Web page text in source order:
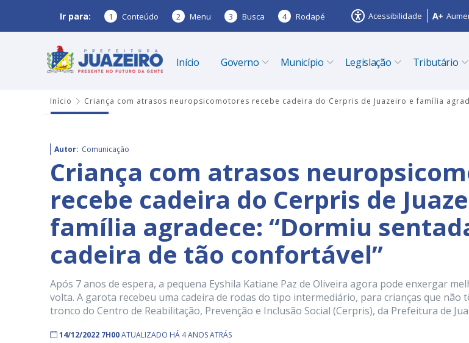
Ir para: 1 Conteúdo 2 Menu 3 Busca 4 Rodapé Acessibilidade
Início Governo Município Legislação Tributário
Início Criança com atrasos neuropsicomotores recebe cadeira do Cerpris de Juazeiro e família
Autor: Comunicação
Criança com atrasos
recebe cadeira do Cerpris de
família agradece: “Dormiu
cadeira de tão confortável”
Após 7 anos de espera, a pequena Eyshila Katiane Paz de Oliveira agora pode enxergar
volta. A garota recebeu uma cadeira de rodas do tipo intermediário, para crianças que não
tronco do Centro de Reabilitação, Prevenção e Inclusão Social (Cerpris), da Prefeitura de
14/12/2022 7H00ATUALIZADO HÁ 4 ANOS ATRÁS